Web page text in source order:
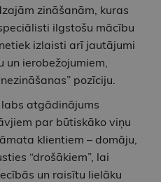
zināšanām, kuras
ilgstošu mācību
izlaisti arī jautājumi
ierobežojumiem,
pozīciju.
atgādinājums
par būtiskāko viņu
klientiem – domāju,
“drošākiem”, lai
un raisītu lielāku